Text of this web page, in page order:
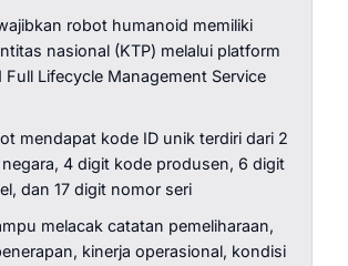
robot humanoid memiliki
nasional (KTP) melalui platform
Full Lifecycle Management Service
mendapat kode ID unik terdiri dari 2
4 digit kode produsen, 6 digit
dan 17 digit nomor seri
melacak catatan pemeliharaan,
kinerja operasional, kondisi